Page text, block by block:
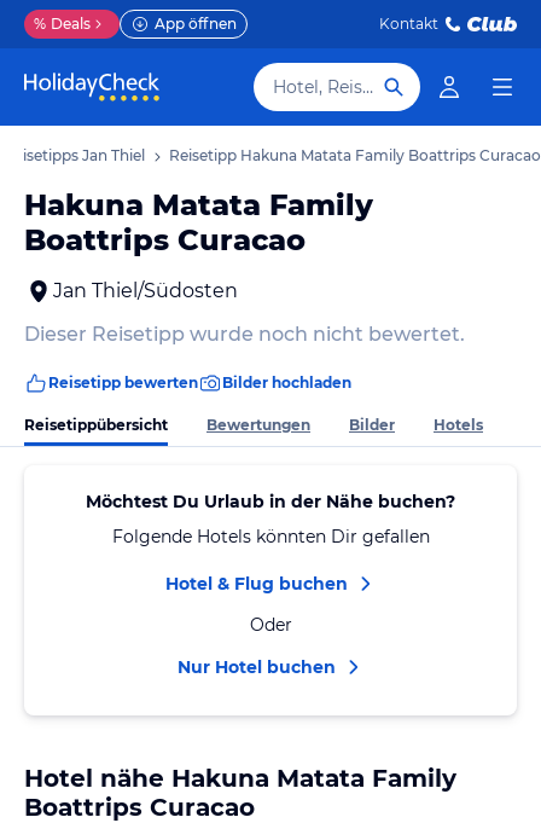
% Deals App öffnen Kontakt
Hotel, Reiseziel
Reisetipps Jan Thiel Reisetipp Hakuna Matata Family Boattrips Curacao
Hakuna Matata Family
Boattrips Curacao
Jan Thiel/Südosten
Dieser Reisetipp wurde noch nicht bewertet.
Reisetipp bewerten Bilder hochladen
Reisetippübersicht Bewertungen Bilder Hotels
Möchtest Du Urlaub in der Nähe buchen?
Folgende Hotels könnten Dir gefallen
Hotel & Flug buchen
Oder
Nur Hotel buchen
Hotel nähe Hakuna Matata Family
Boattrips Curacao